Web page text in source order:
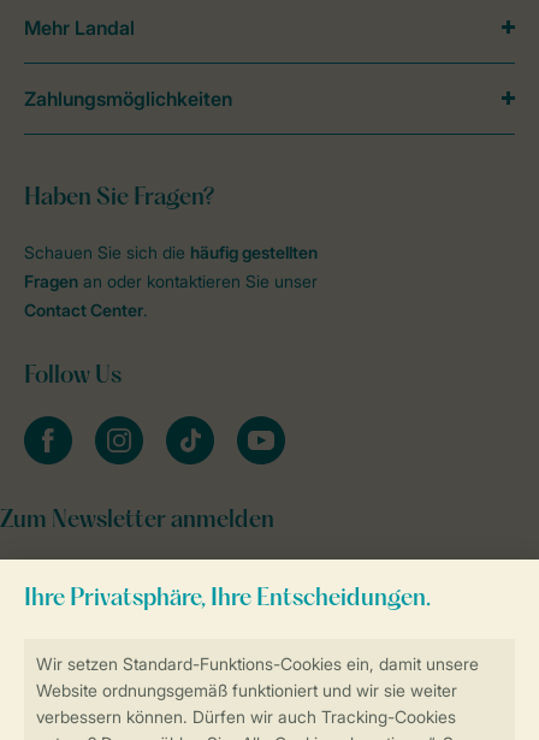
Sicher und schnell zur Online-Buchung
Haben Sie Fragen?
Schauen Sie sich die häufig gestellten
Fragen an oder kontaktieren Sie unser
Contact Center.
Follow Us
facebookinstagramtiktok youtube
Zum Newsletter anmelden
Mehr Landal
Zahlungsmöglichkeiten